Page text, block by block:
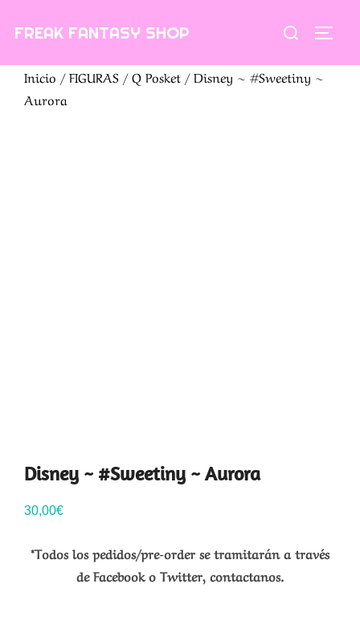
FREAK FANTASY SHOP Buscar:
Inicio /FIGURAS /Q Posket / Disney ~ #Sweetiny ~
Aurora
Disney ~ #Sweetiny ~ Aurora
30,00€
*Todos los pedidos/pre-order se tramitarán a través
de Facebook o Twitter, contactanos.